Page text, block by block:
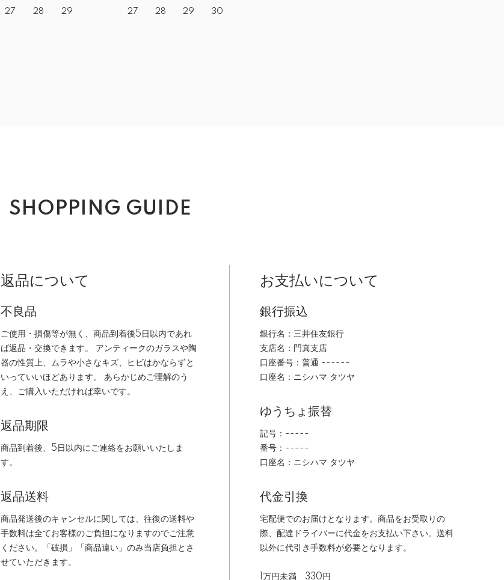
27 28 29 27 28 29 30
SHOPPING GUIDE
返品について
不良品
ご使用・損傷等が無く、商品到着後5日以内であれ
ば返品・交換できます。 アンティークのガラスや陶
器の性質上、ムラや小さなキズ、ヒビはかならずと
いっていいほどあります。 あらかじめご理解のう
え、ご購入いただければ幸いです。
返品期限
商品到着後、5日以内にご連絡をお願いいたしま
す。
返品送料
商品発送後のキャンセルに関しては、往復の送料や
手数料は全てお客様のご負担になりますのでご注意
ください。「破損」「商品違い」のみ当店負担とさ
せていただきます。
お支払いについて
銀行振込
銀行名：三井住友銀行
支店名：門真支店
口座番号：普通 ------
口座名：ニシハマ タツヤ
ゆうちょ振替
記号：-----
番号：-----
口座名：ニシハマ タツヤ
代金引換
宅配便でのお届けとなります。商品をお受取りの
際、配達ドライバーに代金をお支払い下さい。送料
以外に代引き手数料が必要となります。
1万円未満 330円